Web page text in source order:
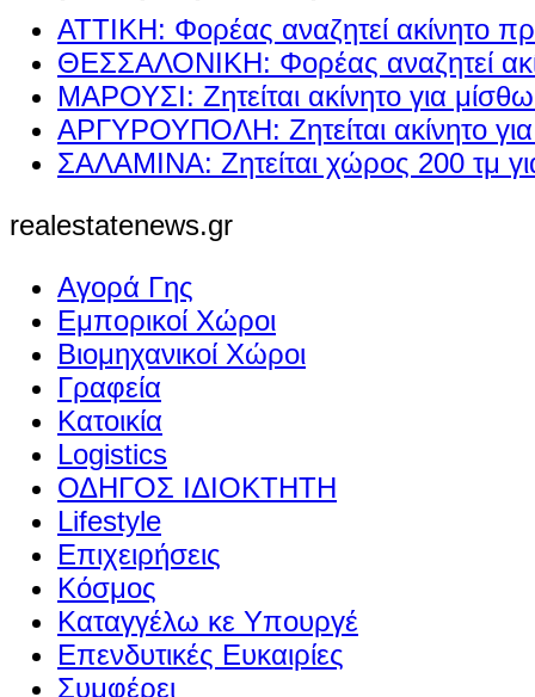
ΑΤΤΙΚΗ: Φορέας αναζητεί ακίνητο
ΘΕΣΣΑΛΟΝΙΚΗ: Φορέας αναζητεί
ΜΑΡΟΥΣΙ: Ζητείται ακίνητο για
ΑΡΓΥΡΟΥΠΟΛΗ: Ζητείται ακίνητο
ΣΑΛΑΜΙΝΑ: Ζητείται χώρος 200 τμ
realestatenews.gr
Αγορά Γης
Εμπορικοί Χώροι
Βιομηχανικοί Χώροι
Γραφεία
Κατοικία
Logistics
ΟΔΗΓΟΣ ΙΔΙΟΚΤΗΤΗ
Lifestyle
Επιχειρήσεις
Κόσμος
Καταγγέλω κε Υπουργέ
Επενδυτικές Ευκαιρίες
Συμφέρει